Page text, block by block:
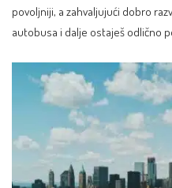
povoljniji, a zahvaljujući dobro
autobusa i dalje ostaješ odlično